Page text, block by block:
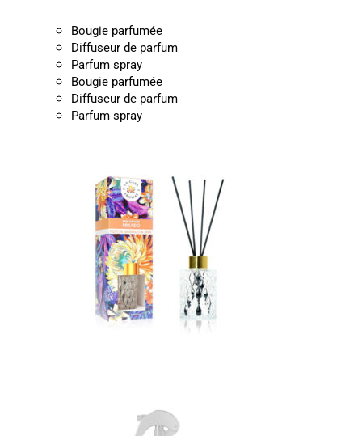
Bougie parfumée
Diffuseur de parfum
Parfum spray
Bougie parfumée
Diffuseur de parfum
Parfum spray